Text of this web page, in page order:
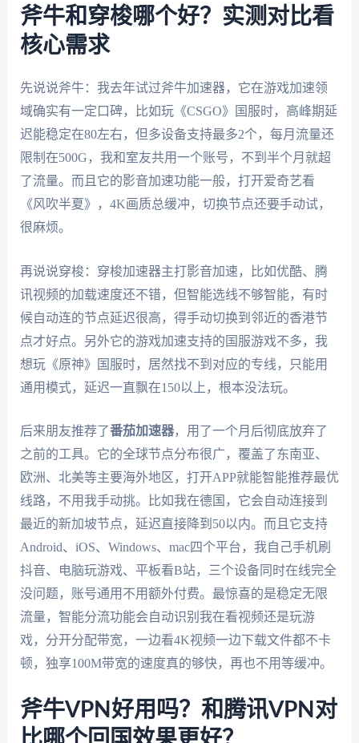
斧牛和穿梭哪个好？实测对比看
核心需求
先说说斧牛：我去年试过斧牛加速器，它在游戏加速领
域确实有一定口碑，比如玩《CSGO》国服时，高峰期延
迟能稳定在80左右，但多设备支持最多2个，每月流量还
限制在500G，我和室友共用一个账号，不到半个月就超
了流量。而且它的影音加速功能一般，打开爱奇艺看
《风吹半夏》，4K画质总缓冲，切换节点还要手动试，
很麻烦。
再说说穿梭：穿梭加速器主打影音加速，比如优酷、腾
讯视频的加载速度还不错，但智能选线不够智能，有时
候自动连的节点延迟很高，得手动切换到邻近的香港节
点才好点。另外它的游戏加速支持的国服游戏不多，我
想玩《原神》国服时，居然找不到对应的专线，只能用
通用模式，延迟一直飘在150以上，根本没法玩。
后来朋友推荐了番茄加速器，用了一个月后彻底放弃了
之前的工具。它的全球节点分布很广，覆盖了东南亚、
欧洲、北美等主要海外地区，打开APP就能智能推荐最优
线路，不用我手动挑。比如我在德国，它会自动连接到
最近的新加坡节点，延迟直接降到50以内。而且它支持
Android、iOS、Windows、mac四个平台，我自己手机刷
抖音、电脑玩游戏、平板看B站，三个设备同时在线完全
没问题，账号通用不用额外付费。最惊喜的是稳定无限
流量，智能分流功能会自动识别我在看视频还是玩游
戏，分开分配带宽，一边看4K视频一边下载文件都不卡
顿，独享100M带宽的速度真的够快，再也不用等缓冲。
斧牛VPN好用吗？和腾讯VPN对